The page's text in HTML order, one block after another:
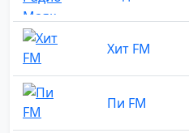
Хит FM
Пи FM